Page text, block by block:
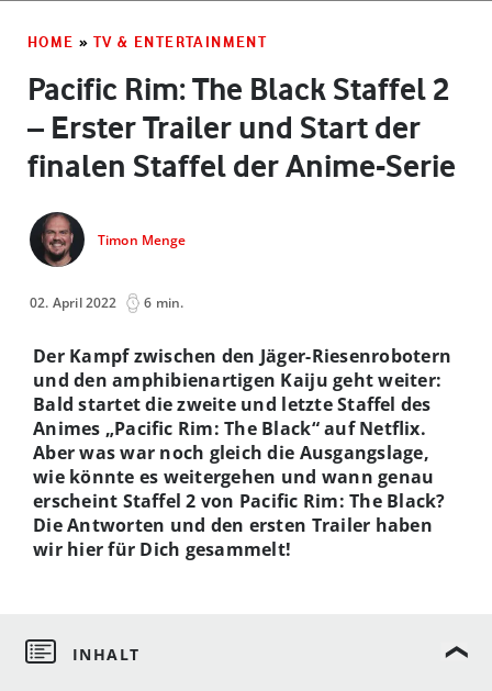
HOME » TV & ENTERTAINMENT
Pacific Rim: The Black Staffel 2
– Erster Trailer und Start der
finalen Staffel der Anime-Serie
Timon Menge
02. April 2022 6 min.
Der Kampf zwischen den Jäger-Riesenrobotern
und den amphibienartigen Kaiju geht weiter:
Bald startet die zweite und letzte Staffel des
Animes „Pacific Rim: The Black“ auf Netflix.
Aber was war noch gleich die Ausgangslage,
wie könnte es weitergehen und wann genau
erscheint Staffel 2 von Pacific Rim: The Black?
Die Antworten und den ersten Trailer haben
wir hier für Dich gesammelt!